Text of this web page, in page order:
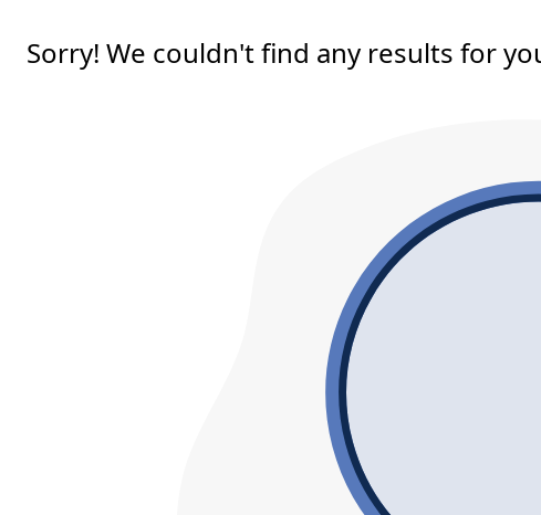
Sorry! We couldn't find any results for